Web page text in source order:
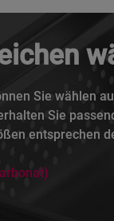
Sie wählen
Sie
entsprechen